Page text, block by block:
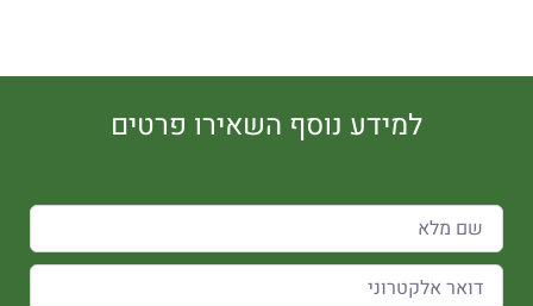
למידע נוסף השאירו פרטים